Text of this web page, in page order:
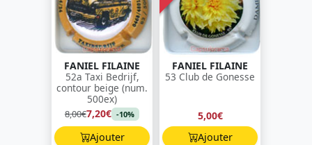
FANIEL FILAINE
52a Taxi Bedrijf,
contour beige (num.
500ex)
8,00€7,20€ -10%
Ajouter
FANIEL FILAINE
53 Club de Gonesse
5,00€
Ajouter